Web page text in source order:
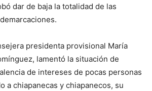
dar de baja la totalidad de las
presidenta provisional María
lamentó la situación de
de intereses de pocas personas
a chiapanecas y chiapanecos, su